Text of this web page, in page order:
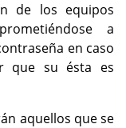
de los equipos
a
en caso
que su ésta es
aquellos que se